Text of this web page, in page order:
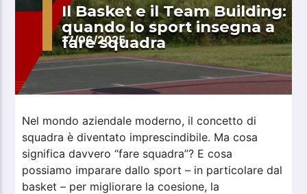
17/06/2025
Il Basket e il Team Building:
quando lo sport insegna a
fare squadra
Nel mondo aziendale moderno, il concetto di
squadra è diventato imprescindibile. Ma cosa
significa davvero “fare squadra”? E cosa
possiamo imparare dallo sport – in particolare dal
basket – per migliorare la coesione, la